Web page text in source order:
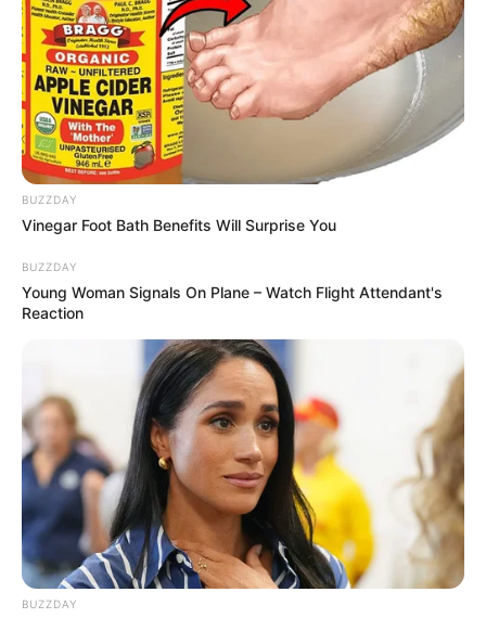
Mire készül? Váratlanul Brüsszelbe utazik Orbán
Viktor
BUZZDAY
Vinegar Foot Bath Benefits Will Surprise You
BUZZDAY
Young Woman Signals On Plane – Watch Flight Attendant's
Reaction
BUZZDAY